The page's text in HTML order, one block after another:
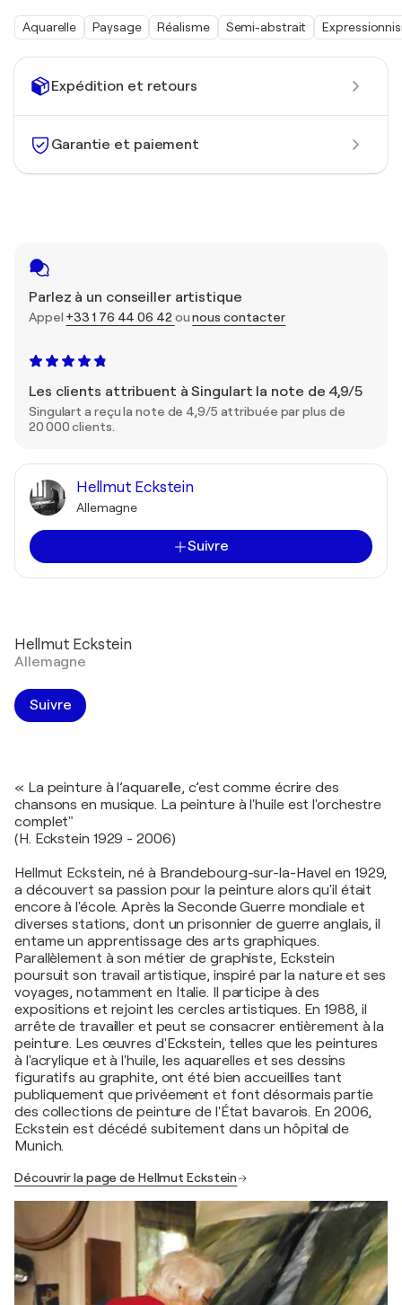
Expédition et retours
Garantie et paiement
Parlez à un conseiller artistique
Appel +33 1 76 44 06 42ounous contacter
Les clients attribuent à Singulart la note de 4,9/5
Singulart a reçu la note de 4,9/5 attribuée par plus de
20 000 clients.
Hellmut Eckstein
Allemagne
Suivre
Aquarelle Paysage Réalisme Semi-abstrait
Hellmut Eckstein
Allemagne
Suivre
« La peinture à l’aquarelle, c’est comme écrire des
chansons en musique. La peinture à l'huile est l'orchestre
complet"
(H. Eckstein 1929 - 2006)
Hellmut Eckstein, né à Brandebourg-sur-la-Havel en 1929,
a découvert sa passion pour la peinture alors qu'il était
encore à l'école. Après la Seconde Guerre mondiale et
diverses stations, dont un prisonnier de guerre anglais, il
entame un apprentissage des arts graphiques.
Parallèlement à son métier de graphiste, Eckstein
poursuit son travail artistique, inspiré par la nature et ses
voyages, notamment en Italie. Il participe à des
expositions et rejoint les cercles artistiques. En 1988, il
arrête de travailler et peut se consacrer entièrement à la
peinture. Les œuvres d'Eckstein, telles que les peintures
à l'acrylique et à l'huile, les aquarelles et ses dessins
figuratifs au graphite, ont été bien accueillies tant
publiquement que privéement et font désormais partie
des collections de peinture de l'État bavarois. En 2006,
Eckstein est décédé subitement dans un hôpital de
Munich.
Découvrir la page de Hellmut Eckstein